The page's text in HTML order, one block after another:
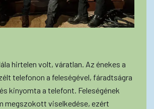
hirtelen volt, váratlan. Az énekes a
telefonon a feleségével, fáradtságra
kinyomta a telefont. Feleségének
megszokott viselkedése, ezért